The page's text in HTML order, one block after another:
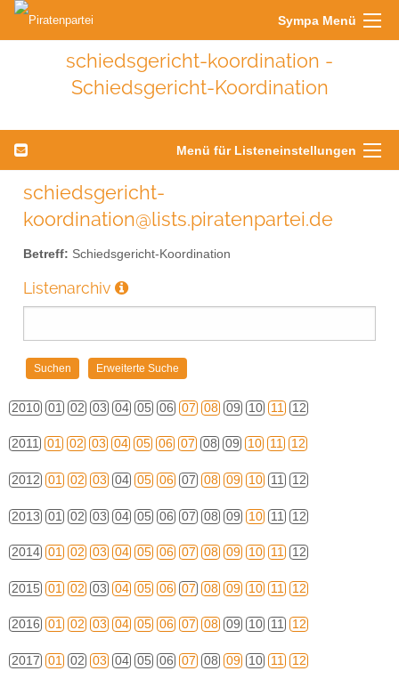
Sympa Menü
schiedsgericht-koordination -
Schiedsgericht-Koordination
Menü für Listeneinstellungen
schiedsgericht-
koordination@lists.piratenpartei.de
Betreff: Schiedsgericht-Koordination
Listenarchiv
2010 01 02 03 04 05 06 07 08 09 10 11 12
2011 01 02 03 04 05 06 07 08 09 10 11 12
2012 01 02 03 04 05 06 07 08 09 10 11 12
2013 01 02 03 04 05 06 07 08 09 10 11 12
2014 01 02 03 04 05 06 07 08 09 10 11 12
2015 01 02 03 04 05 06 07 08 09 10 11 12
2016 01 02 03 04 05 06 07 08 09 10 11 12
2017 01 02 03 04 05 06 07 08 09 10 11 12